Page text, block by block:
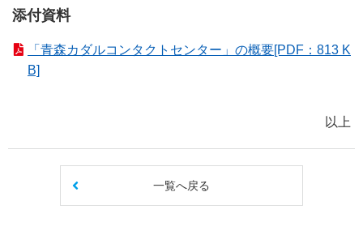
添付資料
「青森カダルコンタクトセンター」の概要[PDF：813 K
B]
以上
一覧へ戻る